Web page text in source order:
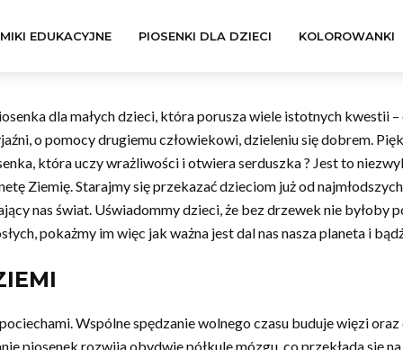
EDUKACYJNE PIOSENKI DLA DZIECI KOLOROWANKI
dla małych dzieci, która porusza wiele istotnych kwestii
o pomocy drugiemu człowiekowi, dzieleniu się dobrem.
która uczy wrażliwości i otwiera serduszka ? Jest to
Ziemię. Starajmy się przekazać dzieciom już od
nas świat. Uświadommy dzieci, że bez drzewek nie byłoby
pokażmy im więc jak ważna jest dal nas nasza planeta i
Wspólne spędzanie wolnego czasu buduje więzi
piosenek rozwija obydwie półkule mózgu, co przekłada się